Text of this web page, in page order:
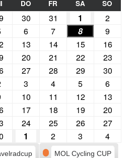
DO FR SA SO
30 31 1
2
6 7 8
9
13 14 15
16
20 21 22
23
27 28 29
30
3 4 5
6
10 11 12
13
17 18 19
20
24 25 26
27
1 2 3 4
MOL Cycling CUP